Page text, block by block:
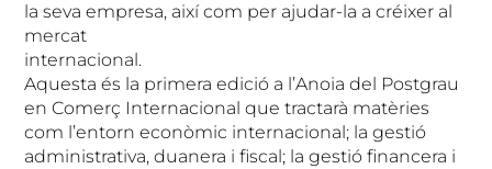
la seva empresa, així com per ajudar-la a créixer al
mercat
internacional.
Aquesta és la primera edició a l’Anoia del Postgrau
en Comerç Internacional que tractarà matèries
com l’entorn econòmic internacional; la gestió
administrativa, duanera i fiscal; la gestió financera i